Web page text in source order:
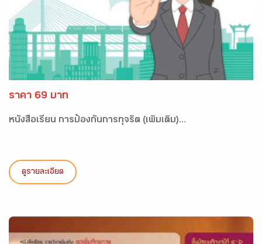
ราคา 69 บาท
หนังสือเรียน การป้องกันการทุจริต (เพิ่มเติม)...
ดูรายละเอียด